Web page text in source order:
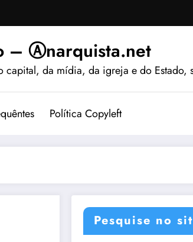
– Ⓐnarquista.net
da mídia, da igreja e do Estado,
Política Copyleft
Pesquise no